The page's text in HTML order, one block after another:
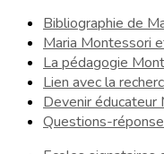
Bibliographie de
Maria Montessori
La pédagogie
Lien avec la
Devenir éducateur
Questions-